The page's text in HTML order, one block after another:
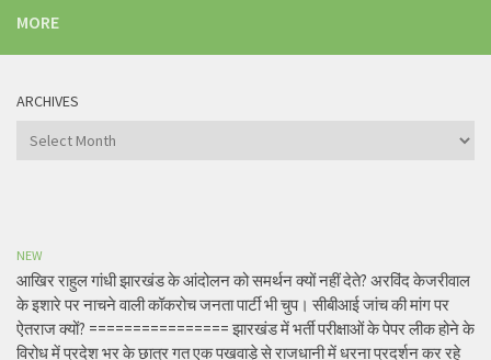
MORE
ARCHIVES
Archives
NEW
आखिर राहुल गांधी झारखंड के आंदोलन को समर्थन क्यों नहीं देते? अरविंद केजरीवाल
के इशारे पर नाचने वाली कॉकरोच जनता पार्टी भी चुप। सीबीआई जांच की मांग पर
ऐतराज क्यों? ================ झारखंड में भर्ती परीक्षाओं के पेपर लीक होने के
विरोध में प्रदेश भर के छात्र गत एक पखवाड़े से राजधानी में धरना प्रदर्शन कर रहे